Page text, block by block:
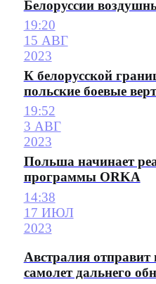
Белоруссии
19:20
15 АВГ
2023
К белорусской
польские боевые
19:52
3 АВГ
2023
Польша начинает
программы ORKA
14:38
17 ИЮЛ
2023
Австралия
самолет дальнего